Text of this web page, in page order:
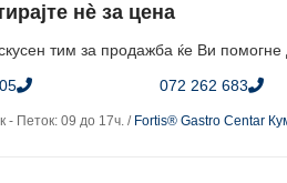
нè за цена
тим за продажба ќе Ви помогне
072 262 683
- Петок: 09 до 17ч. / Fortis® Gastro Centar